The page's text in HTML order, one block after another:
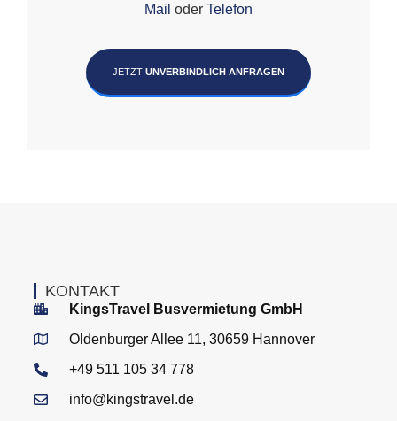
Mail oder Telefon
JETZT UNVERBINDLICH ANFRAGEN
KONTAKT
KingsTravel Busvermietung GmbH
Oldenburger Allee 11, 30659 Hannover
+49 511 105 34 778
info@kingstravel.de